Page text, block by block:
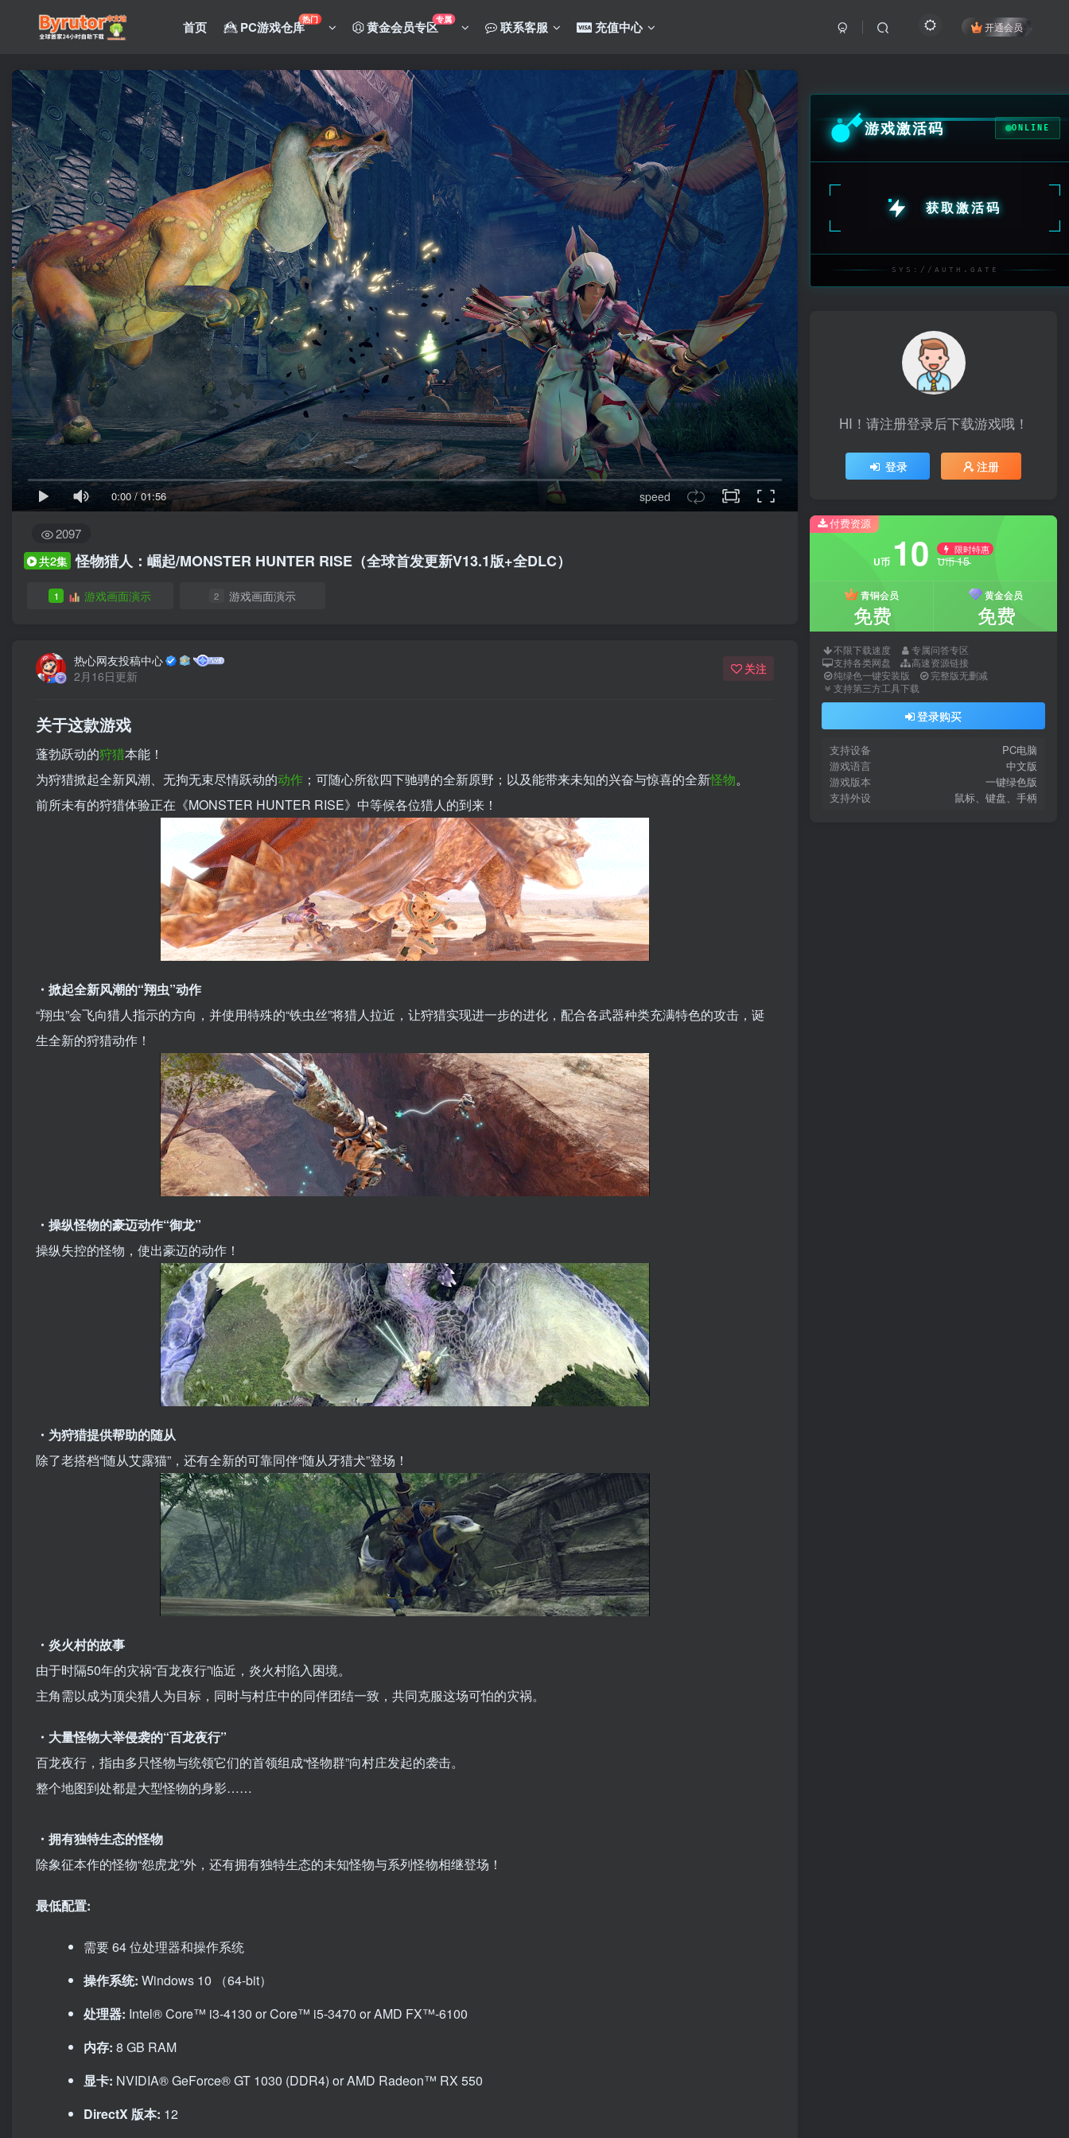
首页 PC游戏仓库热门 黄金会员专区专属 联系客服 充值中心 开通会员
0:00/01:56 speed
2097
共2集 怪物猎人：崛起/MONSTER HUNTER RISE（全球首发更新V13.1版+全DLC）
1 游戏画面演示 2 游戏画面演示
热心网友投稿中心
2月16日更新
关注
关于这款游戏
蓬勃跃动的狩猎本能！
为狩猎掀起全新风潮、无拘无束尽情跃动的动作 ；可随心所欲四下驰骋的全新原野；以及能带来未知的兴奋与惊喜的全新怪物。
前所未有的狩猎体验正在《MONSTER HUNTER RISE》中等候各位猎人的到来！
・掀起全新风潮的“翔虫”动作
“翔虫”会飞向猎人指示的方向，并使用特殊的“铁虫丝”将猎人拉近，让狩猎实现进一步的进化，配合各武器种类充满特色的攻击，诞
生全新的狩猎动作！
・操纵怪物的豪迈动作“御龙”
操纵失控的怪物，使出豪迈的动作！
・为狩猎提供帮助的随从
除了老搭档“随从艾露猫”，还有全新的可靠同伴“随从牙猎犬”登场！
・炎火村的故事
由于时隔50年的灾祸“百龙夜行”临近，炎火村陷入困境。
主角需以成为顶尖猎人为目标，同时与村庄中的同伴团结一致，共同克服这场可怕的灾祸。
・大量怪物大举侵袭的“百龙夜行”
百龙夜行，指由多只怪物与统领它们的首领组成“怪物群”向村庄发起的袭击。
整个地图到处都是大型怪物的身影……
・拥有独特生态的怪物
除象征本作的怪物“怨虎龙”外，还有拥有独特生态的未知怪物与系列怪物相继登场！
最低配置:
需要 64 位处理器和操作系统
操作系统: Windows 10 （64-bit）
处理器: Intel® Core™ i3-4130 or Core™ i5-3470 or AMD FX™-6100
内存: 8 GB RAM
显卡: NVIDIA® GeForce® GT 1030 (DDR4) or AMD Radeon™ RX 550
DirectX 版本: 12
游戏激活码 ONLINE
获取激活码
SYS://AUTH.GATE
HI！请注册登录后下载游戏哦！
登录 注册
付费资源
U币 10 限时特惠
U币15
青铜会员
免费
黄金会员
免费
不限下载速度
专属问答专区
支持各类网盘
高速资源链接
纯绿色一键安装版
完整版无删减
支持第三方工具下载
登录购买
支持设备
PC电脑
游戏语言
中文版
游戏版本
一键绿色版
支持外设
鼠标、键盘、手柄